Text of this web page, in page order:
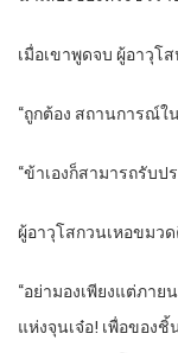
เมื่อเขาพูดจบ ผู้อาวุโ
“ถูกต้อง สถานการณ์
“ข้าเองก็สามารถรับ
ผู้อาวุโสกวนเหอขมว
“อย่ามองเพียงแต่ภา
แห่งจุนเจ๋อ! เพื่อของ